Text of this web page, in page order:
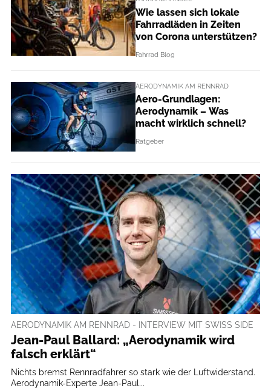
Wie lassen sich lokale
Fahrradläden in Zeiten
von Corona unterstützen?
Fahrrad Blog
AERODYNAMIK AM RENNRAD
Aero-Grundlagen:
Aerodynamik – Was
macht wirklich schnell?
Ratgeber
AERODYNAMIK AM RENNRAD - INTERVIEW MIT SWISS SIDE
Jean-Paul Ballard: „Aerodynamik wird
falsch erklärt“
Nichts bremst Rennradfahrer so stark wie der Luftwiderstand.
Aerodynamik-Experte Jean-Paul...